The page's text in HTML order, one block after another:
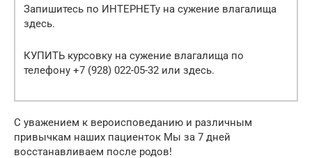
Запишитесь по ИНТЕРНЕТу на сужение влагалища
здесь.
КУПИТЬ курсовку на сужение влагалища по
телефону +7 (928) 022-05-32 или здесь.
С уважением к вероисповеданию и различным
привычкам наших пациенток Мы за 7 дней
восстанавливаем после родов!